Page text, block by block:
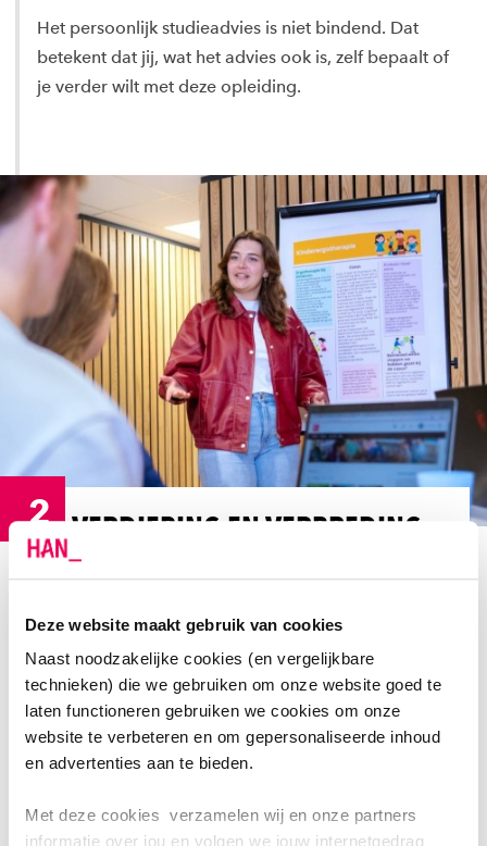
Deze website maakt gebruik van cookies
Naast noodzakelijke cookies (en vergelijkbare
technieken) die we gebruiken om onze website goed te
laten functioneren gebruiken we cookies om onze
website te verbeteren en om gepersonaliseerde inhoud
en advertenties aan te bieden.
Met deze cookies verzamelen wij en onze partners
informatie over jou en volgen we jouw internetgedrag
Het persoonlijk studieadvies is niet bindend. Dat
betekent dat jij, wat het advies ook is, zelf bepaalt of
je verder wilt met deze opleiding.
VERDIEPING EN VERBREDING
ergotherapeut.
2
JAAR 2: VARIATIE EN TRAINING
De handelingen die je hebt geleerd in je 1e jaar, pas
je nu toe op een hoger niveau. In meer werkvelden,
mensen met dementie of mensen met niet-